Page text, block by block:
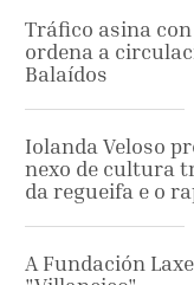
Tráfico asina
ordena a
Balaídos
Iolanda Veloso
nexo de cultura
da regueifa e o
A Fundación